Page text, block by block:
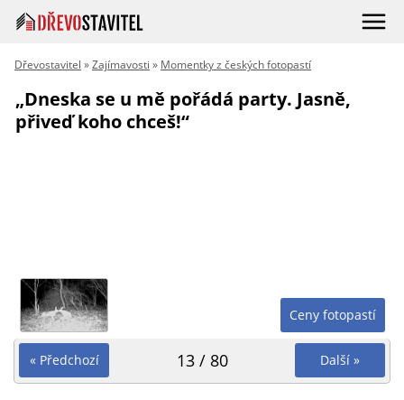
Dřevostavitel »Zajímavosti » Momentky z českých fotopastí
„Dneska se u mě pořádá party. Jasně,
přiveď koho chceš!“
Ceny fotopastí
« Předchozí Další »
13 / 80